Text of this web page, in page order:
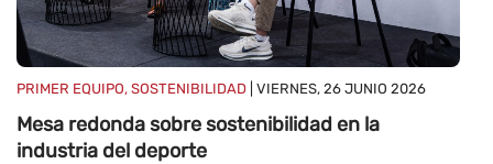
PRIMER EQUIPO, SOSTENIBILIDAD | VIERNES, 26 JUNIO 2026
Mesa redonda sobre sostenibilidad en la
industria del deporte